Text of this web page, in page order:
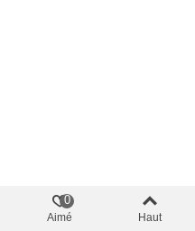
Aimé
0
Haut